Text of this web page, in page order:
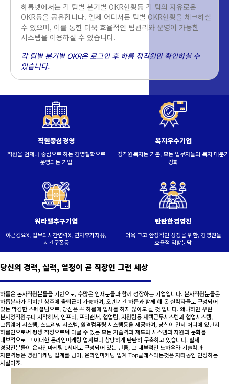
하룹넷에서는 각 팀별 분기별 OKR현황등 각 팀의 자유로운
OKR등을 공유합니다. 언제 어디서든 팀별 OKR현황을 체크하실
수 있으며, 이를 통한 더욱 효율적인 팀관리와 운영이 가능한
시스템을 이용하실 수 있습니다.
각 팀별 분기별 OKR은 로그인 후 하룹 정직원만 확인하실 수
있습니다.
직원중심경영
직원을 언제나 중심으로 하는 경영철학으로
운영되는 기업
복지우수기업
정직원복지는 기본, 모든 업무자들의 복지 매분기
강화
워라밸추구기업
야근강요X, 업무외시간연락X, 연차휴가자유,
시간쿠폰등
탄탄한경영진
더욱 크고 안정적인 성장을 위한, 경영진들
효율적 역할분담
당신의 경력, 실력, 열정이 곧 직장인 그런 세상
하룹은 본사직원분들을 기반으로, 수많은 인재분들과 함께 성장하는 기업입니다. 본사직원분들은
하룹본사가 위치한 청주에 출퇴근이 가능하며, 오랜기간 하룹과 함께 해 온 실력자들로 구성되어
있는 막강한 스페셜팀으로, 당신은 꼭 하룹에 입사를 하지 않아도 될 것 입니다. 왜냐하면 우린
본사정직원부터 시작해서, 인프라, 프리랜서, 협업팀, 지원팀등 재택근무시스템과 협업시스템,
그룹웨어 시스템, 스트리밍 시스템, 원격컴퓨팅 시스템등을 제공하며, 당신이 언제 어디에 있던지
하룹인으로써 평생 직장으로써 다닐 수 있는 모든 기술력과 제도와 시스템과 자원과 문화를
내부적으로 그 어떠한 온라인마케팅 업계보다 상당하게 탄탄히 구축하고 있습니다. 실제
경영진분들이 온라인마케팅 1세대로 구성되어 있는 만큼, 그 내부적인 노하우와 기술력과
자본력등은 병원마케팅 업계를 넘어, 온라인마케팅 업계 Top클래스라는것은 자타공인 인정하는
사실이죠.